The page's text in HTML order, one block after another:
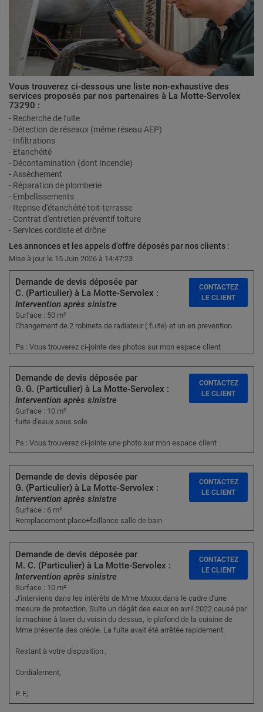
Vous trouverez ci-dessous une liste non-exhaustive des
services proposés par nos partenaires à La Motte-Servolex
73290 :
- Recherche de fuite
- Détection de réseaux (même réseau AEP)
- Infiltrations
- Etanchéité
- Décontamination (dont Incendie)
- Assèchement
- Réparation de plomberie
- Embellissements
- Reprise d'étanchéité toit-terrasse
- Contrat d'entretien préventif toiture
- Services cordiste et drône
Les annonces et les appels d’offre déposés par nos clients :
Mise à jour le 15 Juin 2026 à 14:47:23
Demande de devis déposée par
C. (Particulier) à La Motte-Servolex :
Intervention après sinistre
Surface : 50 m²
Changement de 2 robinets de radiateur ( fuite) et un en prevention
Ps : Vous trouverez ci-jointe des photos sur mon espace client
CONTACTEZ
LE CLIENT
Demande de devis déposée par
G. G. (Particulier) à La Motte-Servolex :
Intervention après sinistre
Surface : 10 m²
fuite d'eaux sous sole
Ps : Vous trouverez ci-jointe une photo sur mon espace client
CONTACTEZ
LE CLIENT
Demande de devis déposée par
G. (Particulier) à La Motte-Servolex :
Intervention après sinistre
Surface : 6 m²
Remplacement placo+faillance salle de bain
CONTACTEZ
LE CLIENT
Demande de devis déposée par
M. C. (Particulier) à La Motte-Servolex :
Intervention après sinistre
Surface : 10 m²
J'interviens dans les intérêts de Mme Mxxxx dans le cadre d'une
mesure de protection. Suite un dégât des eaux en avril 2022 causé par
la machine à laver du voisin du dessus, le plafond de la cuisine de
Mme présente des oréole. La fuite avait été arrêtée rapidement.
Restant à votre disposition ,
Cordialement,
P. F;
CONTACTEZ
LE CLIENT